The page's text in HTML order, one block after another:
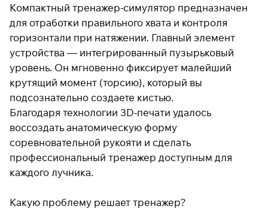
Компактный тренажер-симулятор предназначен
для отработки правильного хвата и контроля
горизонтали при натяжении. Главный элемент
устройства — интегрированный пузырьковый
уровень. Он мгновенно фиксирует малейший
крутящий момент (торсию), который вы
подсознательно создаете кистью.
Благодаря технологии 3D-печати удалось
воссоздать анатомическую форму
соревновательной рукояти и сделать
профессиональный тренажер доступным для
каждого лучника.
Какую проблему решает тренажер?
скидки по купонам не
применяются.
об оплате Плайтом
25
раз в 2
недели
Остались вопросы?
8 800 302-02-51